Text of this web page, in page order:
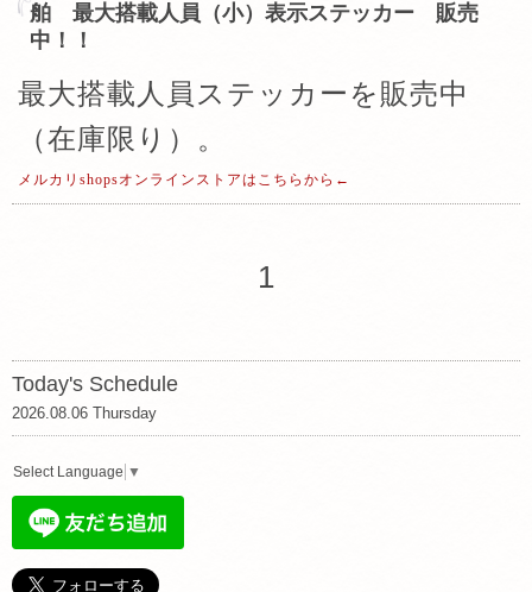
舶 最大搭載人員（小）表示ステッカー 販売
中！！
最大搭載人員ステッカーを販売中
（在庫限り）。
メルカリshopsオンラインストアはこちらから←
1
Today's Schedule
2026.08.06 Thursday
Select Language ▼